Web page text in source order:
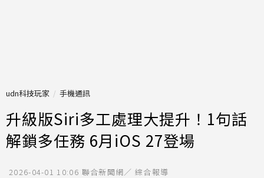
udn科技玩家 手機通訊
升級版Siri多工處理大提升！1句話
解鎖多任務 6月iOS 27登場
2026-04-01 10:06 聯合新聞網／ 綜合報導